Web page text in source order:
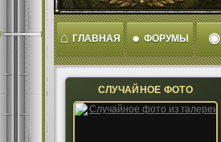
⌂ ГЛАВНАЯ ● ФОРУМЫ ◉
СЛУЧАЙНОЕ ФОТО